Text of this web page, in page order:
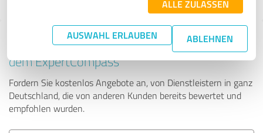
ALLE ZULASSEN
AUSWAHL ERLAUBEN ABLEHNEN
Tipp: Die passenden Experten finden - mit
dem ExpertCompass
Fordern Sie kostenlos Angebote an, von Dienstleistern in ganz
Deutschland, die von anderen Kunden bereits bewertet und
empfohlen wurden.